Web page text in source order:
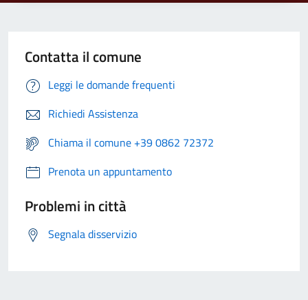
Contatta il comune
Leggi le domande frequenti
Richiedi Assistenza
Chiama il comune +39 0862 72372
Prenota un appuntamento
Problemi in città
Segnala disservizio